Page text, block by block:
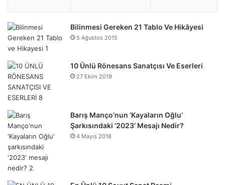
Bilinmesi Gereken 21 Tablo Ve Hikâyesi
5 Ağustos 2015
10 Ünlü Rönesans Sanatçısı Ve Eserleri
27 Ekim 2019
Barış Manço’nun ‘Kayaların Oğlu’
Şarkısındaki ‘2023’ Mesajı Nedir?
4 Mayıs 2018